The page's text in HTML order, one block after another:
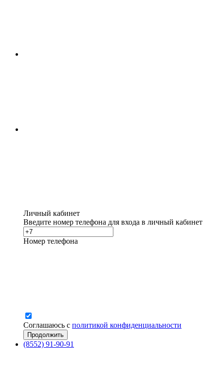
Личный кабинет
Введите номер телефона для входа в личный кабинет
Номер телефона
Соглашаюсь с политикой конфиденциальности
(8552) 91-90-91